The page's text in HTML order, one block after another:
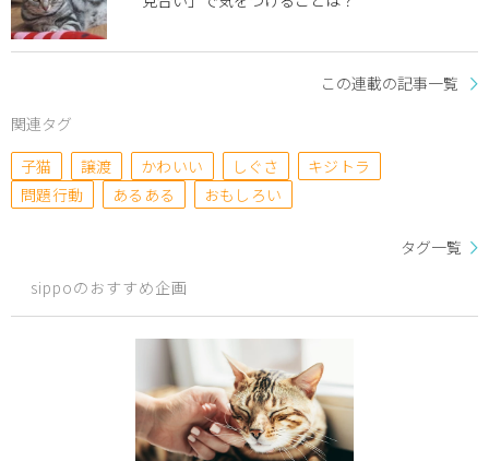
この連載の記事一覧
関連タグ
子猫
譲渡 かわいい しぐさ
キジトラ
問題行動
あるある おもしろい
タグ一覧
sippoのおすすめ企画